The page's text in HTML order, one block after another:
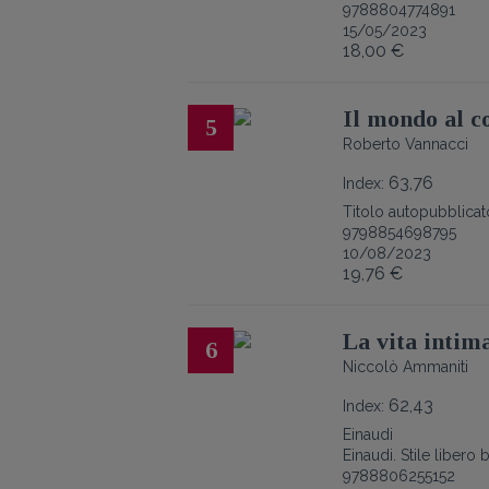
9788804774891
15/05/2023
18,00 €
5 Il mondo al
Roberto Vannacci
Index: 63,76
Titolo
9798854698795
10/08/2023
19,76 €
6 La vita
Niccolò Ammaniti
Index: 62,43
Einaudi
Einaudi. Stile libero
9788806255152